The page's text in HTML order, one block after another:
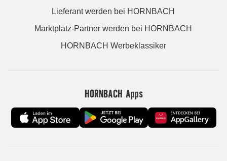
Lieferant werden bei HORNBACH
Marktplatz-Partner werden bei HORNBACH
HORNBACH Werbeklassiker
HORNBACH Apps